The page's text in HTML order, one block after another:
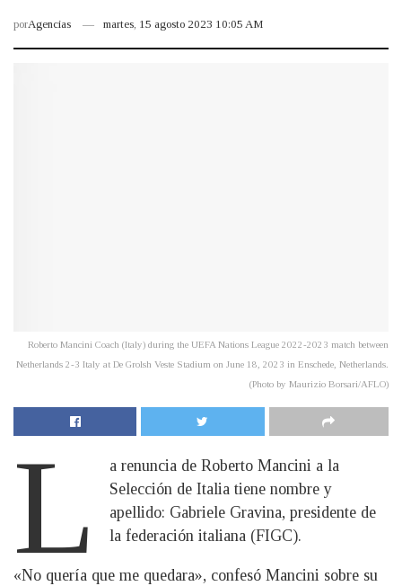
porAgencias martes, 15 agosto 2023 10:05 AM
Roberto Mancini Coach (Italy) during the UEFA Nations League 2022-2023 match between
Netherlands 2-3 Italy at De Grolsh Veste Stadium on June 18, 2023 in Enschede, Netherlands.
(Photo by Maurizio Borsari/AFLO)
L
a renuncia de Roberto Mancini a la
Selección de Italia tiene nombre y
apellido: Gabriele Gravina, presidente de
la federación italiana (FIGC).
«No quería que me quedara», confesó Mancini sobre su